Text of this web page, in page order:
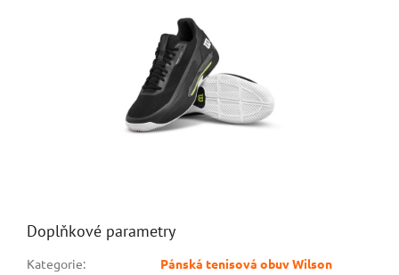
Doplňkové parametry
Kategorie:
Pánská tenisová obuv Wilson